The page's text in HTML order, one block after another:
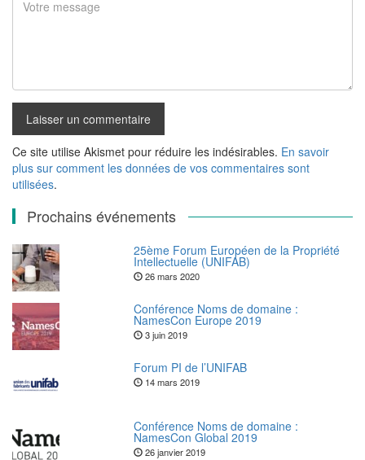
Ce site utilise Akismet pour réduire les indésirables. En savoir
plus sur comment les données de vos commentaires sont
utilisées.
Prochains événements
25ème Forum Européen de la Propriété
Intellectuelle (UNIFAB)
26 mars 2020
Conférence Noms de domaine :
NamesCon Europe 2019
3 juin 2019
Forum PI de l’UNIFAB
14 mars 2019
Conférence Noms de domaine :
NamesCon Global 2019
26 janvier 2019